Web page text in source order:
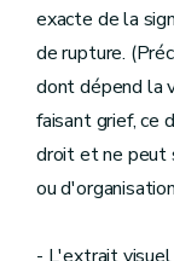
exacte de la
de rupture.
dont dépend la
faisant grief, ce
droit et ne peut
ou